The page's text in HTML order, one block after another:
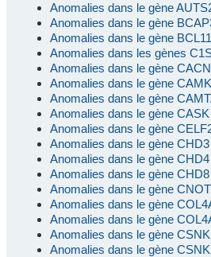
Anomalies dans le gène
Anomalies dans le gène
Anomalies dans le gène
Anomalies dans les gènes
Anomalies dans le gène
Anomalies dans le gène
Anomalies dans le gène
Anomalies dans le gène CASK
Anomalies dans le gène
Anomalies dans le gène CHD3
Anomalies dans le gène CHD4
Anomalies dans le gène CHD8
Anomalies dans le gène
Anomalies dans le gène
Anomalies dans le gène
Anomalies dans le gène
Anomalies dans le gène